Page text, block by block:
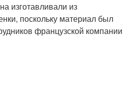
изготавливали из
поскольку материал был
французской компании